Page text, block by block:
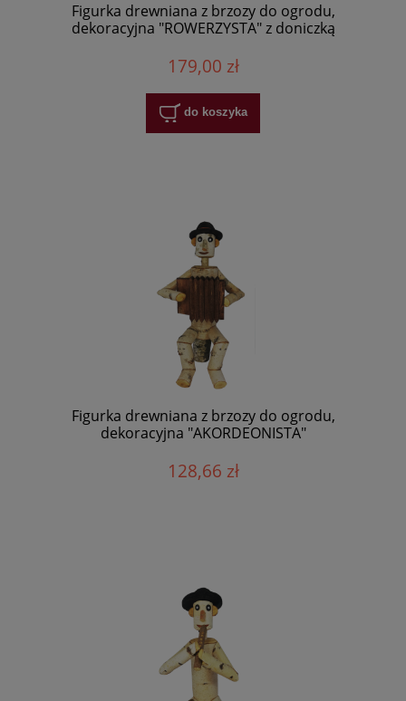
Figurka drewniana z brzozy do ogrodu,
dekoracyjna "ROWERZYSTA" z doniczką
179,00 zł
do koszyka
Figurka drewniana z brzozy do ogrodu,
dekoracyjna "AKORDEONISTA"
128,66 zł